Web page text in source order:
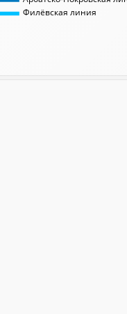
Филёвская линия